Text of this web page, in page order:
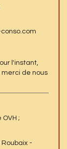
l'instant,
de nous
;
-